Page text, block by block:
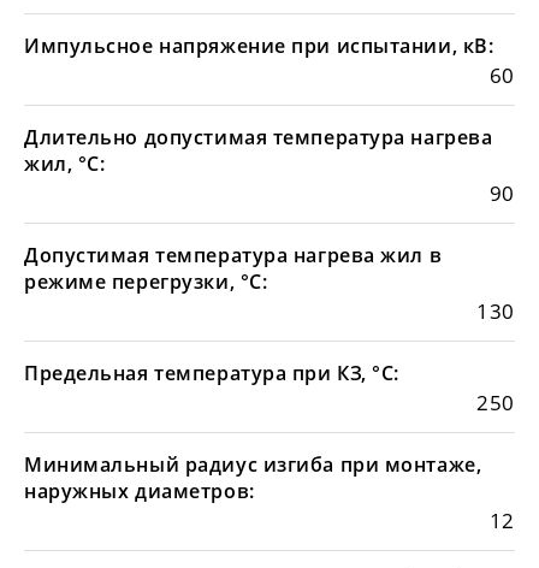
Импульсное напряжение при испытании, кВ:
60
Длительно допустимая температура нагрева
жил, °С:
90
Допустимая температура нагрева жил в
режиме перегрузки, °С:
130
Предельная температура при КЗ, °С:
250
Минимальный радиус изгиба при монтаже,
наружных диаметров:
12